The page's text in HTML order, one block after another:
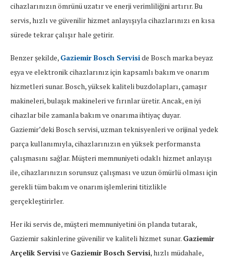
cihazlarınızın ömrünü uzatır ve enerji verimliliğini artırır. Bu
servis, hızlı ve güvenilir hizmet anlayışıyla cihazlarınızı en kısa
sürede tekrar çalışır hale getirir.
Benzer şekilde, Gaziemir Bosch Serviside Bosch marka beyaz
eşya ve elektronik cihazlarınız için kapsamlı bakım ve onarım
hizmetleri sunar. Bosch, yüksek kaliteli buzdolapları, çamaşır
makineleri, bulaşık makineleri ve fırınlar üretir. Ancak, en iyi
cihazlar bile zamanla bakım ve onarıma ihtiyaç duyar.
Gaziemir’deki Bosch servisi, uzman teknisyenleri ve orijinal yedek
parça kullanımıyla, cihazlarınızın en yüksek performansta
çalışmasını sağlar. Müşteri memnuniyeti odaklı hizmet anlayışı
ile, cihazlarınızın sorunsuz çalışması ve uzun ömürlü olması için
gerekli tüm bakım ve onarım işlemlerini titizlikle
gerçekleştirirler.
Her iki servis de, müşteri memnuniyetini ön planda tutarak,
Gaziemir sakinlerine güvenilir ve kaliteli hizmet sunar. Gaziemir
Arçelik Servisive Gaziemir Bosch Servisi, hızlı müdahale,